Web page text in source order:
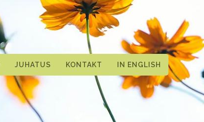
JUHATUS KONTAKT IN ENGLISH